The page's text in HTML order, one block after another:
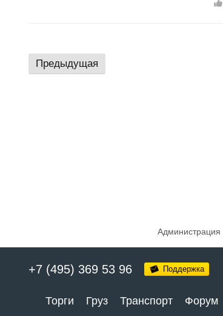
Предыдущая
Администрация
+7 (495) 369 53 96 Поддержка
Торги Груз Транспорт Форум